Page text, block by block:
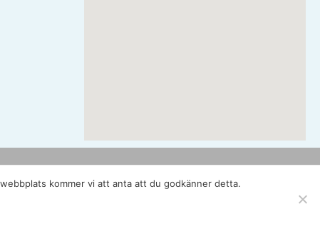
Denna sajt är skapad av PROMAKOM
kommer vi att anta att du godkänner detta.